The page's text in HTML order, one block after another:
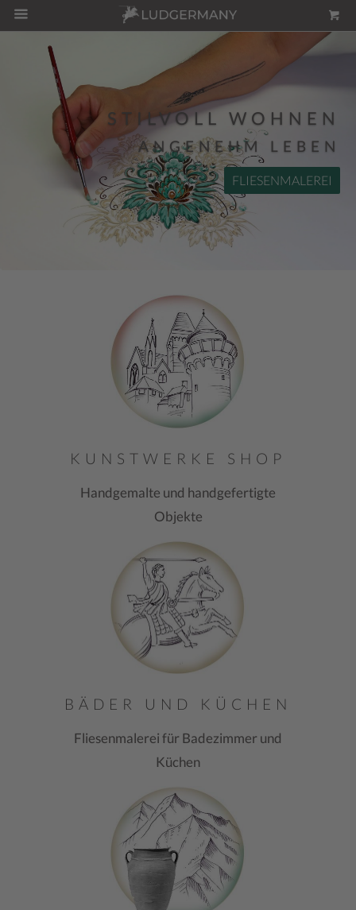
STILVOLL WOHNEN
ANGENEHM LEBEN
FLIESENMALEREI
KUNSTWERKE SHOP
Handgemalte und handgefertigte
Objekte
BÄDER UND KÜCHEN
Fliesenmalerei für Badezimmer und
Küchen